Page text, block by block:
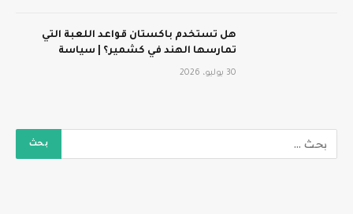
هل تستخدم باكستان قواعد اللعبة التي
تمارسها الهند في كشمير؟ | سياسة
30 يوليو، 2026